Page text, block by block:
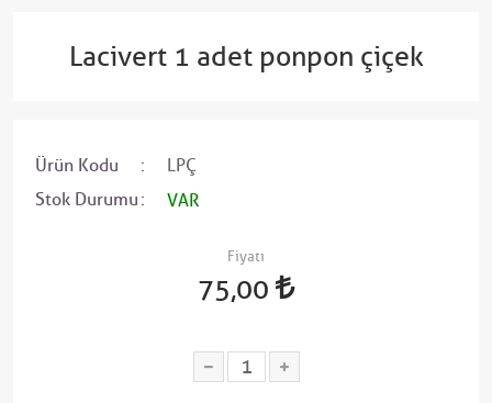
Lacivert 1 adet ponpon çiçek
Ürün Kodu
LPÇ
Stok Durumu
VAR
Fiyatı
75,00